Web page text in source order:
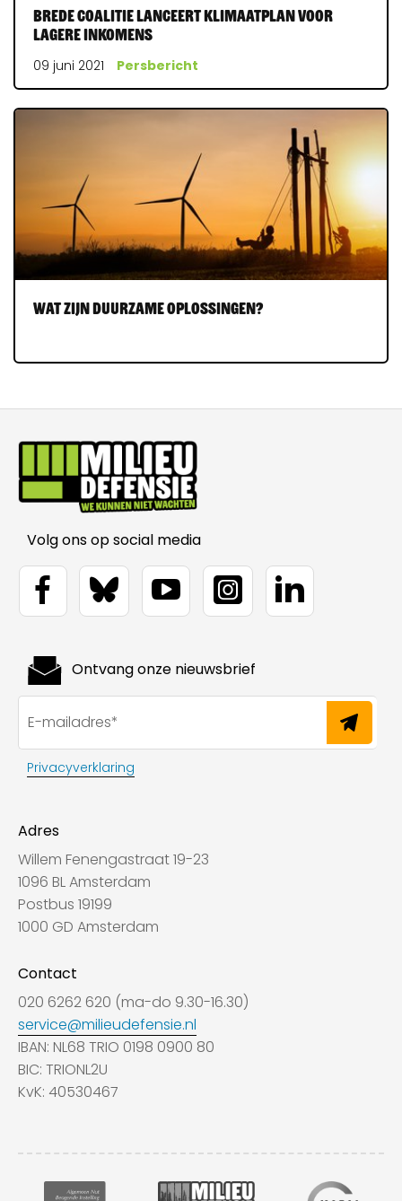
Brede coalitie lanceert klimaatplan voor
lagere inkomens
09 juni 2021 Persbericht
Wat zijn duurzame oplossingen?
Volg ons op social media
Adres
Willem Fenengastraat 19-23
1096 BL Amsterdam
Postbus 19199
1000 GD Amsterdam
Contact
020 6262 620 (ma-do 9.30-16.30)
service@milieudefensie.nl
IBAN: NL68 TRIO 0198 0900 80
BIC: TRIONL2U
KvK: 40530467
Ontvang onze nieuwsbrief
Privacyverklaring